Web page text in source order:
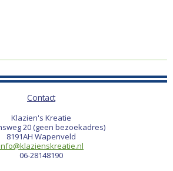
Contact
Klazien's Kreatie
20 (geen bezoekadres)
8191AH Wapenveld
06-28148190